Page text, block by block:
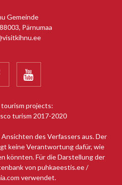
Gemeinde
Pärnumaa

projects:
turism 2017-2020
des Verfassers aus. Der
keine Verantwortung dafür, wie
könnten. Für die Darstellung der
von puhkaeestis.ee /
verwendet.